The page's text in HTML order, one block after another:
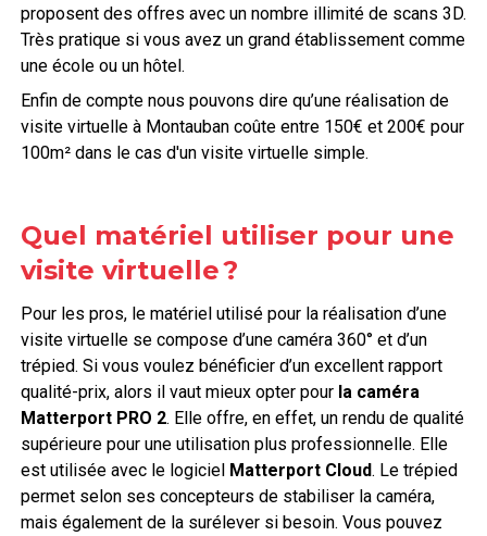
proposent des offres avec un nombre illimité de scans 3D.
Très pratique si vous avez un grand établissement comme
une école ou un hôtel.
Enfin de compte nous pouvons dire qu’une réalisation de
visite virtuelle à Montauban coûte entre 150€ et 200€ pour
100m² dans le cas d'un visite virtuelle simple.
Quel matériel utiliser pour une
visite virtuelle ?
Pour les pros, le matériel utilisé pour la réalisation d’une
visite virtuelle se compose d’une caméra 360° et d’un
trépied. Si vous voulez bénéficier d’un excellent rapport
qualité-prix, alors il vaut mieux opter pourla caméra
Matterport PRO 2. Elle offre, en effet, un rendu de qualité
supérieure pour une utilisation plus professionnelle. Elle
est utilisée avec le logiciel Matterport Cloud. Le trépied
permet selon ses concepteurs de stabiliser la caméra,
mais également de la surélever si besoin. Vous pouvez